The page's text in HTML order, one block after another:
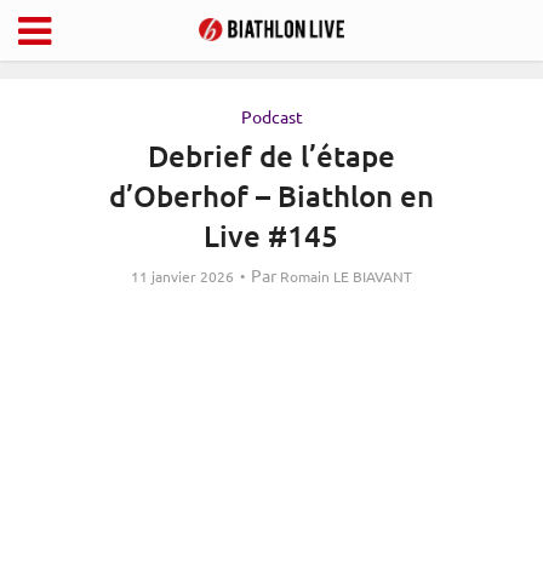
Podcast
Debrief de l’étape
d’Oberhof – Biathlon en
Live #145
11 janvier 2026 Par Romain LE BIAVANT